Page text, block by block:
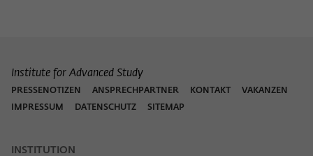
Institute for Advanced Study
PRESSENOTIZEN ANSPRECHPARTNER KONTAKT
VAKANZEN
IMPRESSUM
DATENSCHUTZ SITEMAP
INSTITUTION